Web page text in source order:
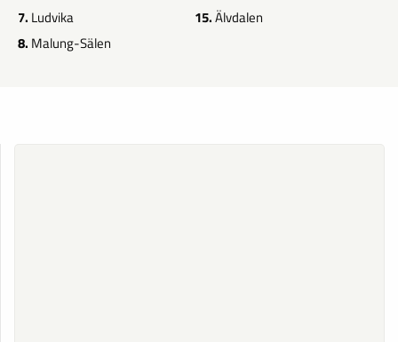
7. Ludvika 15.Älvdalen
8. Malung-Sälen